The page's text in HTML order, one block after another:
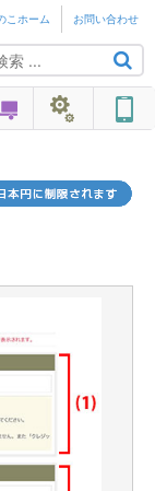
こホーム お問い合わせ